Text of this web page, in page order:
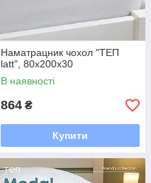
Наматрацник чохол "ТЕП
latt", 80x200x30
В наявності
864 ₴
Купити